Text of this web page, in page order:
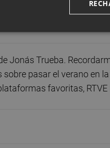
Jonás Trueba.
pasar el verano en
favoritas, RTVE